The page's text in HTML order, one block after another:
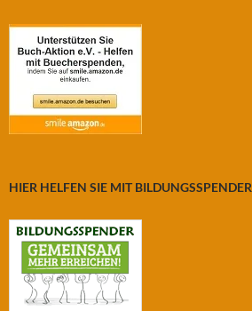
HIER HELFEN SIE MIT BILDUNGSSPENDER